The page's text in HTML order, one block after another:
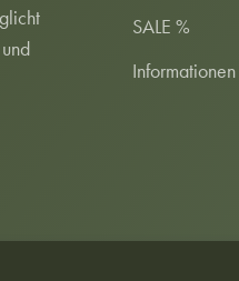
SALE %
Informationen